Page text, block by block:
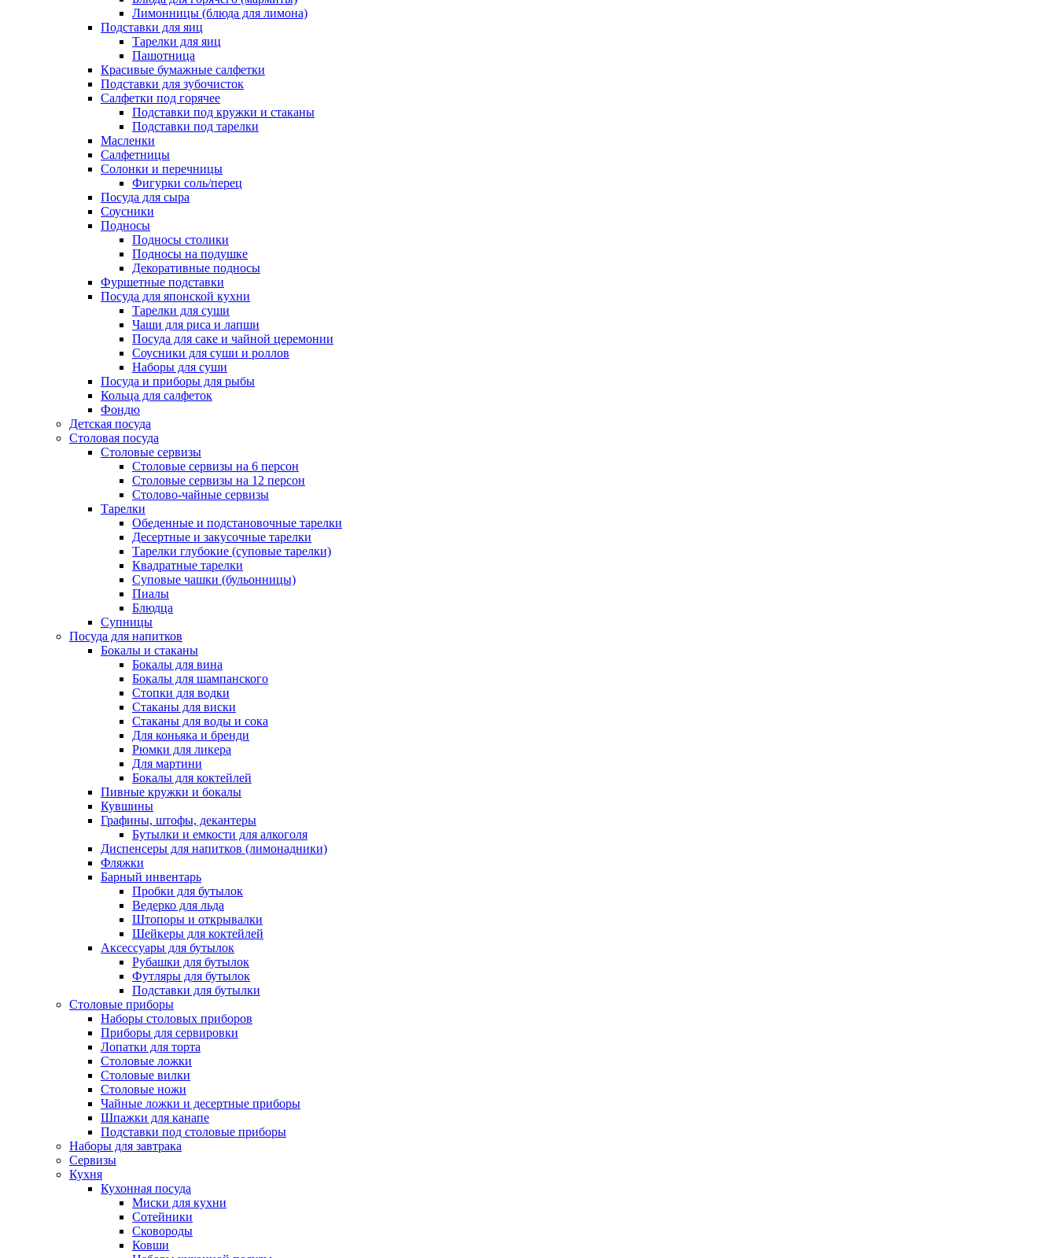
Лимонницы (блюда для лимона)
Подставки для яиц
Тарелки для яиц
Пашотница
Красивые бумажные салфетки
Подставки для зубочисток
Салфетки под горячее
Подставки под кружки и стаканы
Подставки под тарелки
Масленки
Салфетницы
Солонки и перечницы
Фигурки соль/перец
Посуда для сыра
Соусники
Подносы
Подносы столики
Подносы на подушке
Декоративные подносы
Фуршетные подставки
Посуда для японской кухни
Тарелки для суши
Чаши для риса и лапши
Посуда для саке и чайной церемонии
Соусники для суши и роллов
Наборы для суши
Посуда и приборы для рыбы
Кольца для салфеток
Фондю
Детская посуда
Столовая посуда
Столовые сервизы
Столовые сервизы на 6 персон
Столовые сервизы на 12 персон
Столово-чайные сервизы
Тарелки
Обеденные и подстановочные тарелки
Десертные и закусочные тарелки
Тарелки глубокие (суповые тарелки)
Квадратные тарелки
Суповые чашки (бульонницы)
Пиалы
Блюдца
Супницы
Посуда для напитков
Бокалы и стаканы
Бокалы для вина
Бокалы для шампанского
Стопки для водки
Стаканы для виски
Стаканы для воды и сока
Для коньяка и бренди
Рюмки для ликера
Для мартини
Бокалы для коктейлей
Пивные кружки и бокалы
Кувшины
Графины, штофы, декантеры
Бутылки и емкости для алкоголя
Диспенсеры для напитков (лимонадники)
Фляжки
Барный инвентарь
Пробки для бутылок
Ведерко для льда
Штопоры и открывалки
Шейкеры для коктейлей
Аксессуары для бутылок
Рубашки для бутылок
Футляры для бутылок
Подставки для бутылки
Столовые приборы
Наборы столовых приборов
Приборы для сервировки
Лопатки для торта
Столовые ложки
Столовые вилки
Столовые ножи
Чайные ложки и десертные приборы
Шпажки для канапе
Подставки под столовые приборы
Наборы для завтрака
Сервизы
Кухня
Кухонная посуда
Миски для кухни
Сотейники
Сковороды
Ковши